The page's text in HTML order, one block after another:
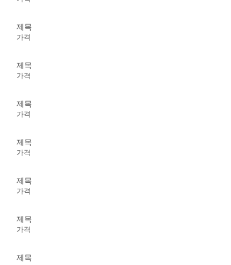
제목
가격
제목
가격
제목
가격
제목
가격
제목
가격
제목
가격
제목